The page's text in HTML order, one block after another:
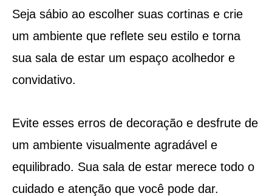
Seja sábio ao escolher suas cortinas e crie
um ambiente que reflete seu estilo e torna
sua sala de estar um espaço acolhedor e
convidativo.
Evite esses erros de decoração e desfrute de
um ambiente visualmente agradável e
equilibrado. Sua sala de estar merece todo o
cuidado e atenção que você pode dar.